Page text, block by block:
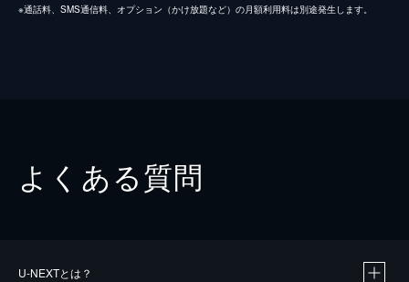
※通話料、SMS通信料、オプション（かけ放題など）の月額利用料は別途発生します。
よくある質問
U-NEXTとは？